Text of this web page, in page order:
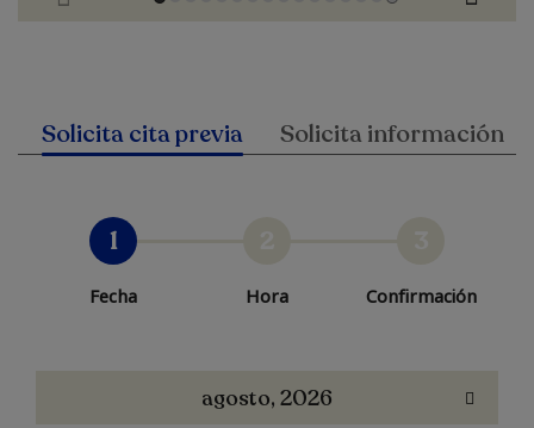
Solicita cita previa Solicita información
1
Fecha Hora Confirmación
agosto, 2026